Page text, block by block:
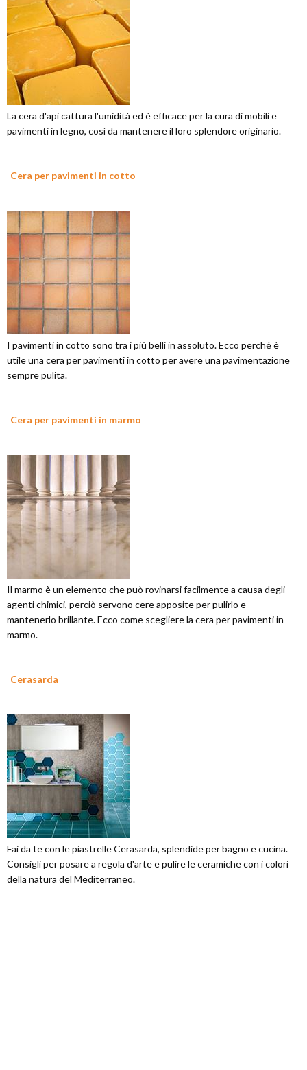
La cera d'api cattura l'umidità ed è efficace per la cura di mobili e
pavimenti in legno, così da mantenere il loro splendore originario.
Cera per pavimenti in cotto
I pavimenti in cotto sono tra i più belli in assoluto. Ecco perché è
utile una cera per pavimenti in cotto per avere una pavimentazione
sempre pulita.
Cera per pavimenti in marmo
Il marmo è un elemento che può rovinarsi facilmente a causa degli
agenti chimici, perciò servono cere apposite per pulirlo e
mantenerlo brillante. Ecco come scegliere la cera per pavimenti in
marmo.
Cerasarda
Fai da te con le piastrelle Cerasarda, splendide per bagno e cucina.
Consigli per posare a regola d'arte e pulire le ceramiche con i colori
della natura del Mediterraneo.